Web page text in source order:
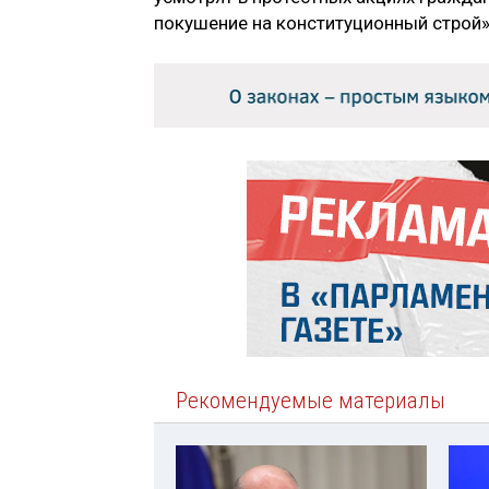
покушение на конституционный
Рекомендуемые материалы